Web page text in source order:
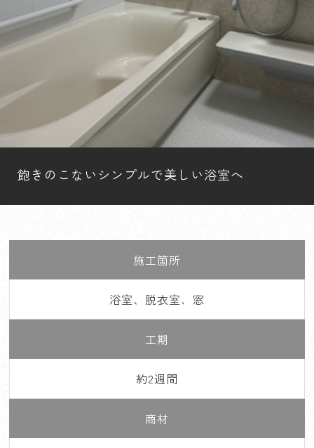
飽きのこないシンプルで美しい浴室へ
施工箇所
浴室、脱衣室、窓
工期
約2週間
商材